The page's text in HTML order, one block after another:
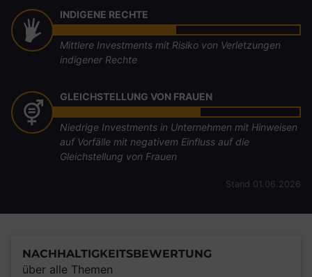
INDIGENE RECHTE
Mittlere Investments mit Risiko von Verletzungen
indigener Rechte
GLEICHSTELLUNG VON FRAUEN
Niedrige Investments in Unternehmen mit Hinweisen
auf Vorfälle mit negativem Einfluss auf die
Gleichstellung von Frauen
Stand 01.06.2026
NACHHALTIGKEITSBEWERTUNG
über alle Themen